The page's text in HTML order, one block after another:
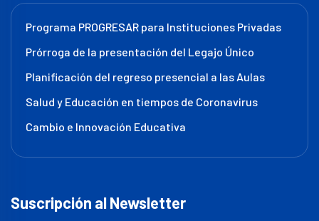
Programa PROGRESAR para Instituciones Privadas
Prórroga de la presentación del Legajo Único
Planificación del regreso presencial a las Aulas
Salud y Educación en tiempos de Coronavirus
Cambio e Innovación Educativa
Suscripción al Newsletter